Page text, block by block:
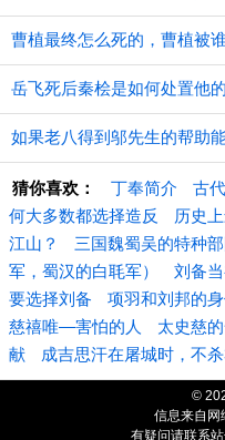
曹植最终怎么死的，曹植被
如果老八得到邬先生的帮助
猜你喜欢： 丁奉简介
古
何大多数都选择造反
历史
江山？
三国魏蜀吴的特种
军，蜀汉的白毦军）
刘备
要选择刘备
项羽和刘邦的
慈禧唯—害怕的人
太史慈
献
成吉思汗在屠城时，不杀
©
信息来自网
有疑问请联系